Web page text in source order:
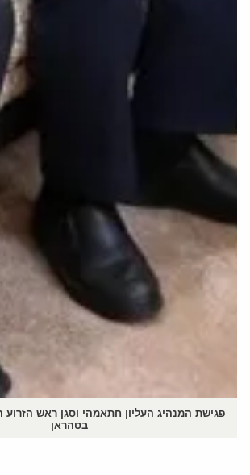
פגישת המנהיג העליון חתאמהי וסגן ראש
בטהראן